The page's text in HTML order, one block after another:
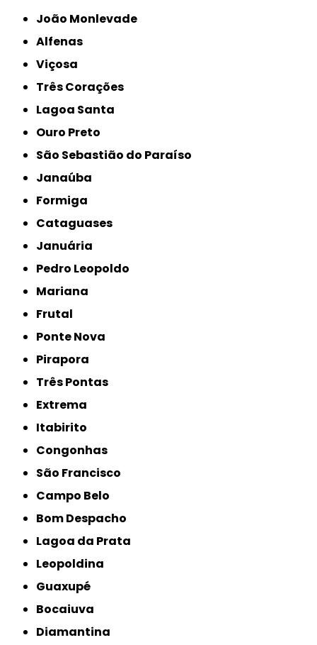
João Monlevade
Alfenas
Viçosa
Três Corações
Lagoa Santa
Ouro Preto
São Sebastião do Paraíso
Janaúba
Formiga
Cataguases
Januária
Pedro Leopoldo
Mariana
Frutal
Ponte Nova
Pirapora
Três Pontas
Extrema
Itabirito
Congonhas
São Francisco
Campo Belo
Bom Despacho
Lagoa da Prata
Leopoldina
Guaxupé
Bocaiuva
Diamantina